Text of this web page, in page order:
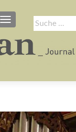
Suche
nach:
SCHALTE NAVIGATION